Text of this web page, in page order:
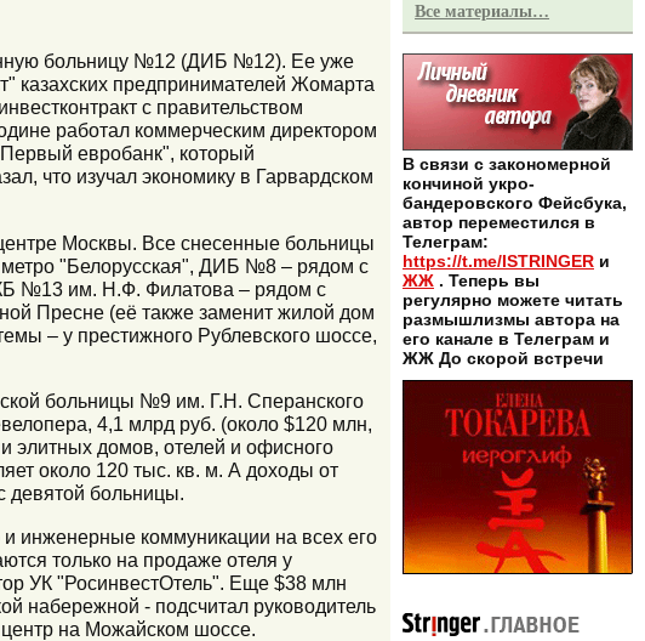
больницу №12 (ДИБ №12). Ее уже
казахских предпринимателей Жомарта
с правительством
работал коммерческим директором
евробанк", который
что изучал экономику в Гарвардском
Москвы. Все снесенные больницы
"Белорусская", ДИБ №8 – рядом с
№13 им. Н.Ф. Филатова – рядом с
Пресне (её также заменит жилой дом
– у престижного Рублевского шоссе,
больницы №9 им. Г.Н. Сперанского
4,1 млрд руб. (около $120 млн,
элитных домов, отелей и офисного
около 120 тыс. кв. м. А доходы от
девятой больницы.
инженерные коммуникации на всех его
только на продаже отеля у
УК "РосинвестОтель". Еще $38 млн
набережной - подсчитал руководитель
на Можайском шоссе.
Все материалы…
В связи с закономерной
кончиной укро-
бандеровского Фейсбука,
автор переместился в
Телеграм:
https://t.me/ISTRINGER и
ЖЖ . Теперь вы
регулярно можете читать
размышлизмы автора на
его канале в Телеграм и
ЖЖ До скорой встречи